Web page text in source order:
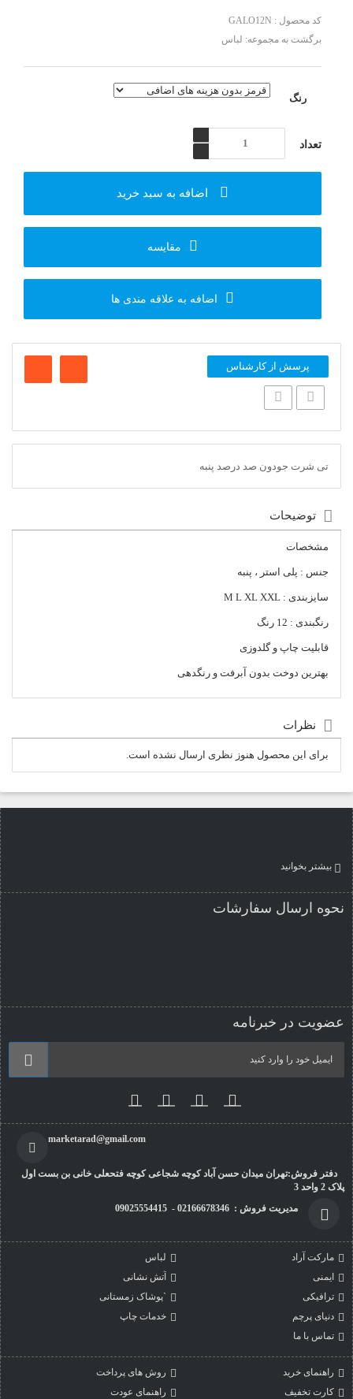
کد محصول : GALO12N
برگشت به مجموعه: لباس
رنگ
اضافه به سبد خرید
مقایسه
اضافه به علاقه مندی ها
پرسش از کارشناس
تی شرت جودون صد درصد پنبه
توضیحات
مشخصات
جنس : پلی استر ، پنبه
سایزبندی : M L XL XXL
رنگبندی : 12 رنگ
قابلیت چاپ و گلدوزی
بهترین دوخت بدون آبرفت و رنگدهی
نظرات
برای این محصول هنوز نظری ارسال نشده است.
بیشتر بخوانید
نحوه ارسال سفارشات
عضویت در خبرنامه
marketarad@gmail.com
دفتر فروش:تهران میدان حسن آباد کوچه شجاعی کوچه فتحعلی خانی بن بست اول
پلاک 2 واحد 3
مدیریت فروش : 02166678346 - 09025554415
مارکت آراد
لباس
ایمنی
آتش نشانی
ترافیکی
`پوشاک زمستانی
دنیای پرچم
خدمات چاپ
تماس با ما
راهنمای خرید
روش های پرداخت
کارت تخفیف
راهنمای عودت